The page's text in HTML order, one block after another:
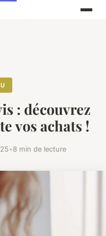
: découvrez
vos achats !
•8 min de lecture